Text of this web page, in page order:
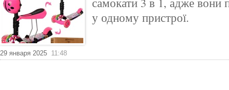
у одному пристрої.
29 января 2025 11:48